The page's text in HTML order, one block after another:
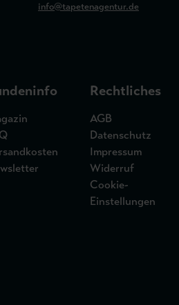
info@tapetenagentur.de
Rechtliches
AGB
Datenschutz
Impressum
Widerruf
Cookie-
Einstellungen